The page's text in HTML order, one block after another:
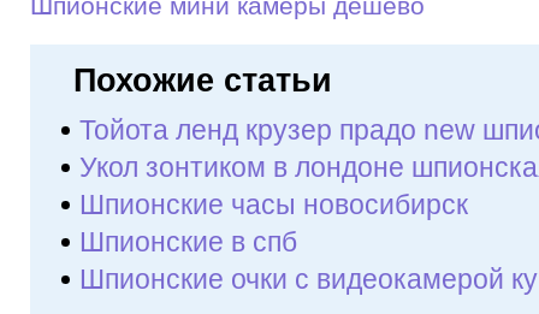
Шпионские мини камеры дешево
Похожие статьи
Тойота ленд крузер прадо new
Укол зонтиком в лондоне
Шпионские часы новосибирск
Шпионские в спб
Шпионские очки с видеокамерой